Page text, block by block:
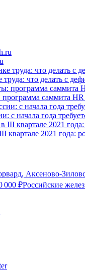
что делать с
программа саммита
с начала года
2021 года:
Аксеново-
000 ₽Российские